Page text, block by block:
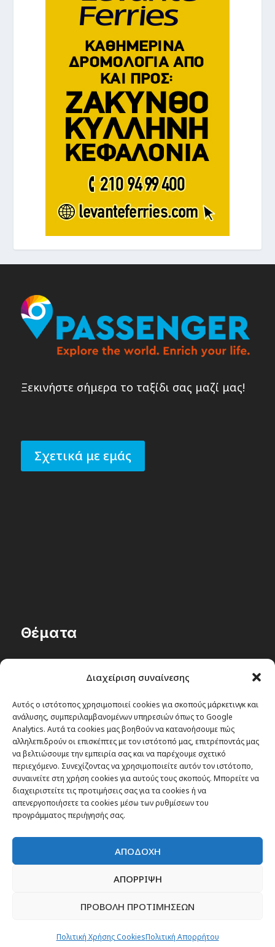
Διαχείριση συναίνεσης
Αυτός ο ιστότοπος χρησιμοποιεί cookies για σκοπούς μάρκετινγκ και
ανάλυσης, συμπεριλαμβανομένων υπηρεσιών όπως το Google
Analytics. Αυτά τα cookies μας βοηθούν να κατανοήσουμε πώς
αλληλεπιδρούν οι επισκέπτες με τον ιστότοπό μας, επιτρέποντάς μας
να βελτιώσουμε την εμπειρία σας και να παρέχουμε σχετικό
περιεχόμενο. Συνεχίζοντας να χρησιμοποιείτε αυτόν τον ιστότοπο,
συναινείτε στη χρήση cookies για αυτούς τους σκοπούς. Μπορείτε να
διαχειριστείτε τις προτιμήσεις σας για τα cookies ή να
απενεργοποιήσετε τα cookies μέσω των ρυθμίσεων του
προγράμματος περιήγησής σας.
ΑΠΟΔΟΧΗ
ΑΠΟΡΡΙΨΗ
ΠΡΟΒΟΛΗ ΠΡΟΤΙΜΗΣΕΩΝ
Πολιτική Χρήσης CookiesΠολιτική Απορρήτου
Ξεκινήστε σήμερα το ταξίδι σας μαζί μας!
Σχετικά με εμάς
Θέματα
Passenger στον κόσμο
TRAVEL NEWS
Οργάνωσε το ταξίδι σου
CITY and CULTURE
Newsletter
“H μόνη επένδυση από την οποία δεν έχεις